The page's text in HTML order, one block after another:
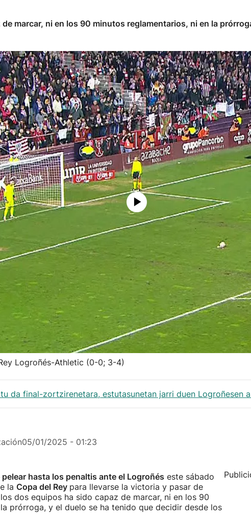
marcar, ni en los 90 minutos reglamentarios, ni en la
Logroñés-Athletic (0-0; 3-4)
da final-zortzirenetara, estutasunetan jarri duen Logroñesen
05/01/2025 - 01:23
hasta los penaltis ante el Logroñés este sábado
la Copa del Rey para llevarse la victoria y pasar de
dos equipos ha sido capaz de marcar, ni en los 90
prórroga, y el duelo se ha tenido que decidir desde los